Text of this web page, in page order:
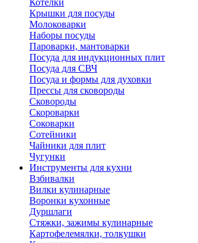
Котелки
Крышки для посуды
Молоковарки
Наборы посуды
Пароварки, мантоварки
Посуда для индукционных плит
Посуда для СВЧ
Посуда и формы для духовки
Прессы для сковороды
Сковороды
Скороварки
Соковарки
Сотейники
Чайники для плит
Чугунки
Инструменты для кухни
Взбивалки
Вилки кулинарные
Воронки кухонные
Дуршлаги
Стяжки, зажимы кулинарные
Картофелемялки, толкушки